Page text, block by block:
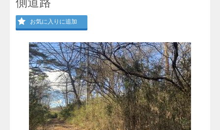
お気に入りに追加